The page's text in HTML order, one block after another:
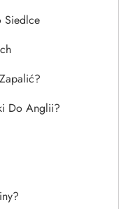
Siedlce
Do Anglii?